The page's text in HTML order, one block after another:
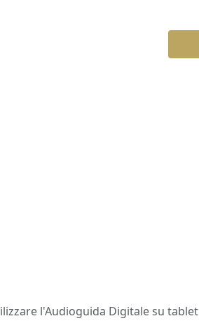
l'Audioguida Digitale su